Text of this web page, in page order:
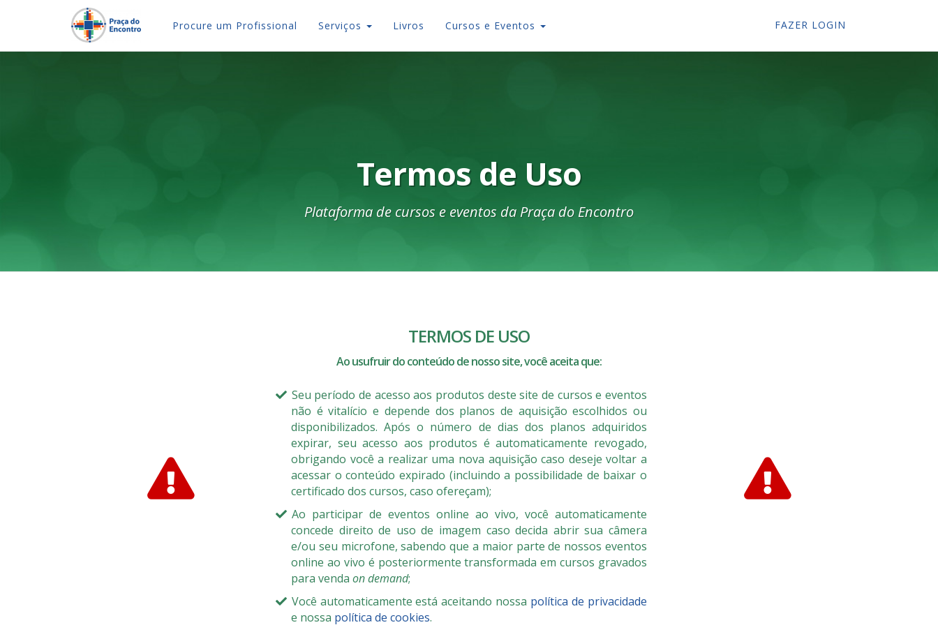
Procure um Profissional Serviços Livros Cursos e Eventos FAZER LOGIN
Termos de Uso
Plataforma de cursos e eventos da Praça do Encontro
TERMOS DE USO
Ao usufruir do conteúdo de nosso site, você aceita que:
Seu período de acesso aos produtos deste site de cursos e eventos
não é vitalício e depende dos planos de aquisição escolhidos ou
disponibilizados. Após o número de dias dos planos adquiridos
expirar, seu acesso aos produtos é automaticamente revogado,
obrigando você a realizar uma nova aquisição caso deseje voltar a
acessar o conteúdo expirado (incluindo a possibilidade de baixar o
certificado dos cursos, caso ofereçam);
Ao participar de eventos online ao vivo, você automaticamente
concede direito de uso de imagem caso decida abrir sua câmera
e/ou seu microfone, sabendo que a maior parte de nossos eventos
online ao vivo é posteriormente transformada em cursos gravados
para venda on demand;
Você automaticamente está aceitando nossa política de privacidade
e nossa política de cookies.